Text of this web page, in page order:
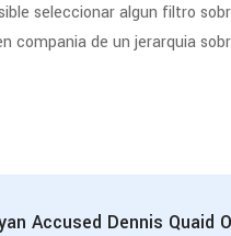
seleccionar algun filtro
compania de un jerarqui­a
Accused Dennis Quaid